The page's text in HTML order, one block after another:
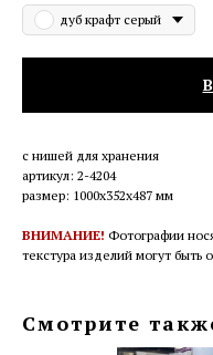
дуб крафт серый
с нишей для хранения
артикул: 2-4204
размер: 1000х352х487 мм
ВНИМАНИЕ! Фотографии
текстура изделий могут быть
Смотрите